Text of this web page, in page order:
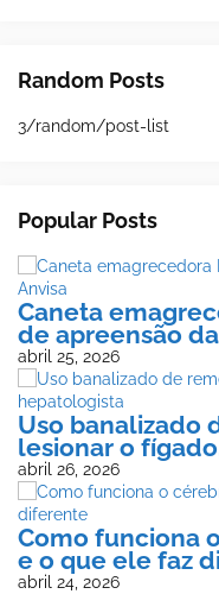
Random Posts
3/random/post-list
Popular Posts
Caneta
de apreensão
abril 25, 2026
Uso banalizado
lesionar o
abril 26, 2026
Como funciona
e o que ele faz
abril 24, 2026